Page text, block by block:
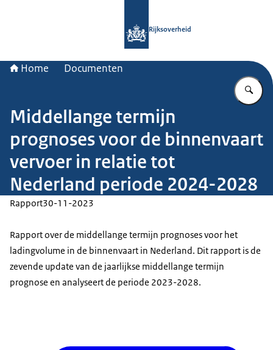
Rijksoverheid
Home Documenten
Middellange termijn
prognoses voor de binnenvaart
vervoer in relatie tot
Nederland periode 2024-2028
Rapport30-11-2023
Rapport over de middellange termijn prognoses voor het
ladingvolume in de binnenvaart in Nederland. Dit rapport is de
zevende update van de jaarlijkse middellange termijn
prognose en analyseert de periode 2023-2028.